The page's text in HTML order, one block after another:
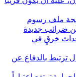
ملف رسوم
ضرائب جديدة
خرقٍ في
ترتبط بالدفاع عن